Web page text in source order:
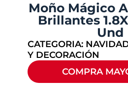
Moño Mágico
Brillantes
Und
CATEGORIA:
Y DECORACIÓN
COMPRA